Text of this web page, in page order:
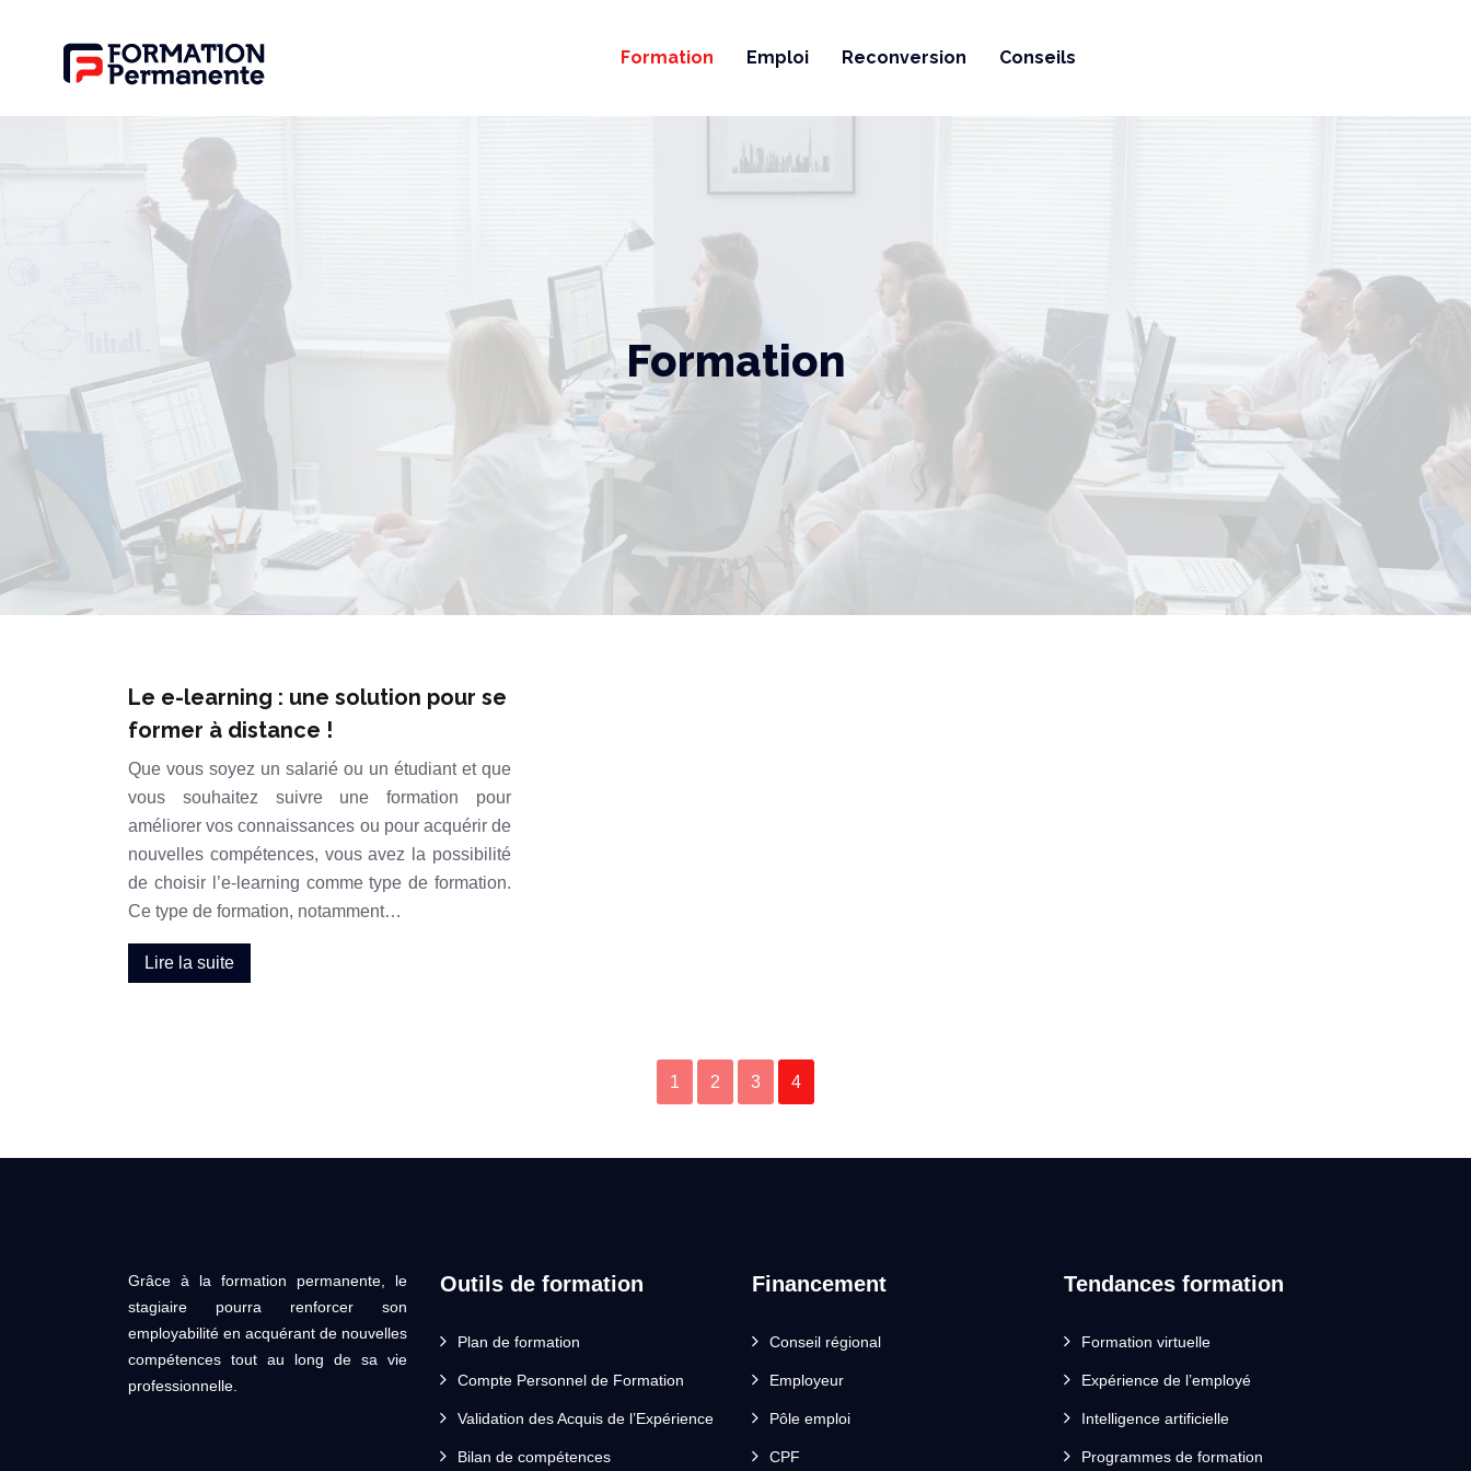
Formation Emploi Reconversion Conseils
Formation
Le e-learning : une solution pour se
former à distance !
Que vous soyez un salarié ou un étudiant et que
vous souhaitez suivre une formation pour
améliorer vos connaissances ou pour acquérir de
nouvelles compétences, vous avez la possibilité
de choisir l’e-learning comme type de formation.
Ce type de formation, notamment…
Lire la suite
1 2 3 4
Grâce à la formation permanente, le
stagiaire pourra renforcer son
employabilité en acquérant de nouvelles
compétences tout au long de sa vie
professionnelle.
Outils de formation
Plan de formation
Compte Personnel de Formation
Validation des Acquis de l’Expérience
Bilan de compétences
Financement
Conseil régional
Employeur
Pôle emploi
CPF
Tendances formation
Formation virtuelle
Expérience de l’employé
Intelligence artificielle
Programmes de formation